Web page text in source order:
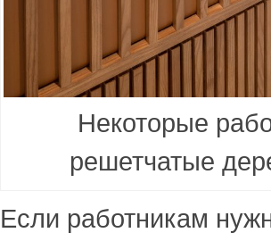
Некоторые
решетчатые
Если работникам